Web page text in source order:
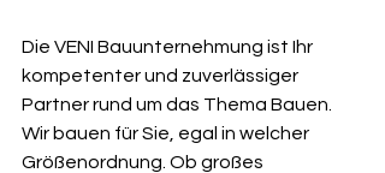
Die VENI Bauunternehmung ist Ihr
kompetenter und zuverlässiger
Partner rund um das Thema Bauen.
Wir bauen für Sie, egal in welcher
Größenordnung. Ob großes